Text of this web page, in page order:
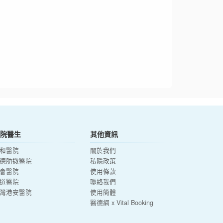
醫生
醫院
肋撒醫院
醫院
醫院
港安醫院
其他資訊
關於我們
私隱政策
使用條款
聯絡我們
使用簡體
醫德網 x Vital Booking